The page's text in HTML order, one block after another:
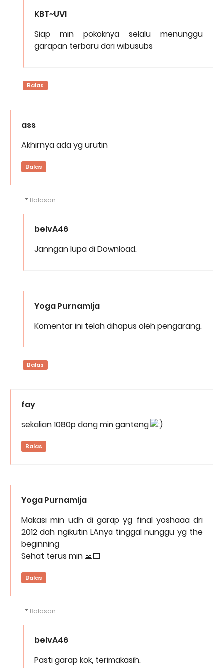
KBT~UVI
Siap min pokoknya selalu menunggu
garapan terbaru dari wibusubs
Balas
ass
Akhirnya ada yg urutin
Balas
Balasan
belvA46
Janngan lupa di Download.
Yoga Purnamija
Komentar ini telah dihapus oleh pengarang.
Balas
fay
sekalian 1080p dong min ganteng
Balas
Yoga Purnamija
Makasi min udh di garap yg final yoshaaa dri
2012 dah ngikutin LAnya tinggal nunggu yg the
beginning
Sehat terus min 🙏🏻
Balas
Balasan
belvA46
Pasti garap kok, terimakasih.